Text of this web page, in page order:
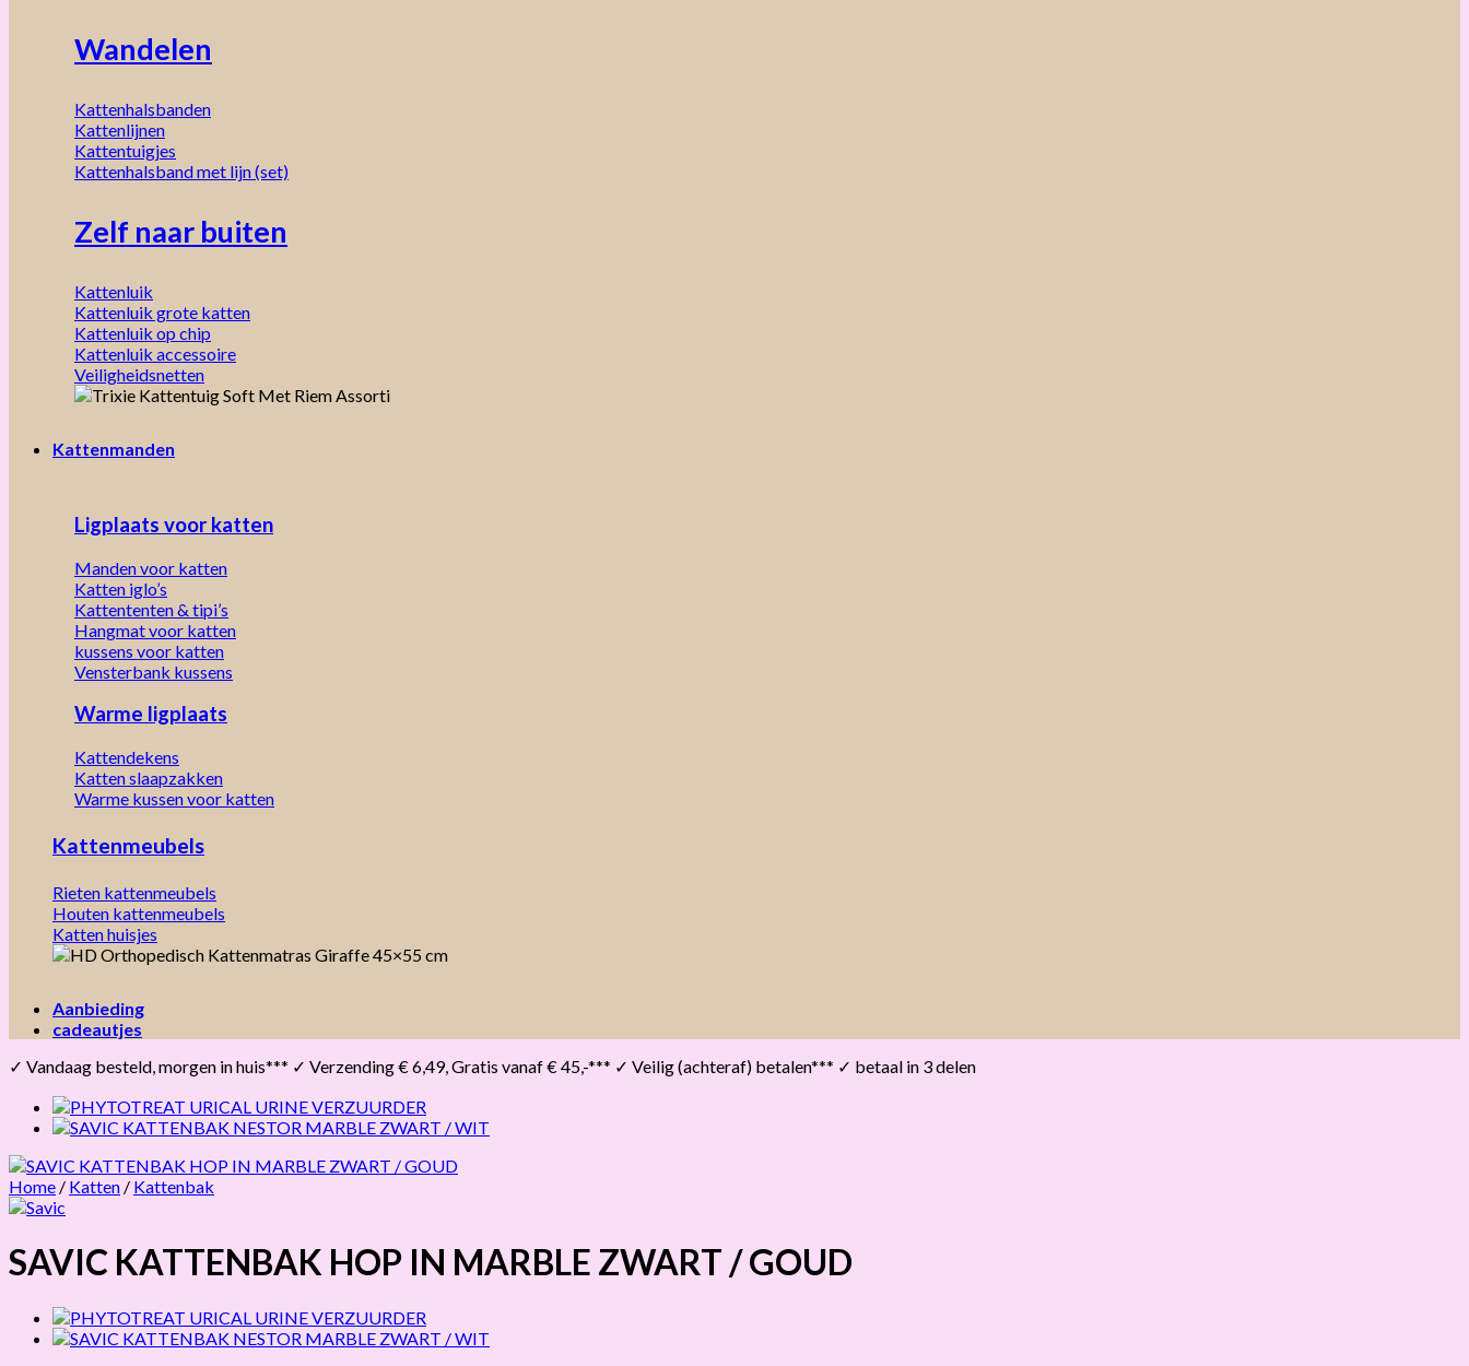
Wandelen
Kattenhalsbanden
Kattenlijnen
Kattentuigjes
Kattenhalsband met lijn (set)
Zelf naar buiten
Kattenluik
Kattenluik grote katten
Kattenluik op chip
Kattenluik accessoire
Veiligheidsnetten
Kattenmanden
Ligplaats voor katten
Manden voor katten
Katten iglo’s
Kattententen & tipi’s
Hangmat voor katten
kussens voor katten
Vensterbank kussens
Warme ligplaats
Kattendekens
Katten slaapzakken
Warme kussen voor katten
Kattenmeubels
Rieten kattenmeubels
Houten kattenmeubels
Katten huisjes
Aanbieding
cadeautjes
✓ Vandaag besteld, morgen in huis*** ✓ Verzending € 6,49, Gratis vanaf € 45,-*** ✓ Veilig (achteraf) betalen*** ✓ betaal in 3 delen
Home / Katten / Kattenbak
SAVIC KATTENBAK HOP IN MARBLE ZWART / GOUD